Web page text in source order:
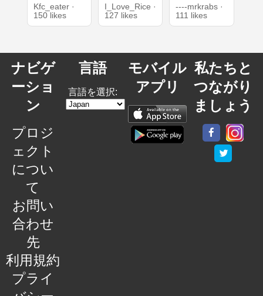
Kfc_eater ·
150 likes
I_Love_Rice ·
127 likes
----mrkrabs ·
111 likes
ナビゲ
ーショ
ン
プロジ
ェクト
につい
て
お問い
合わせ
先
利用規約
プライ
言語
言語を選択:
モバイル
アプリ
私たちと
つながり
ましょう